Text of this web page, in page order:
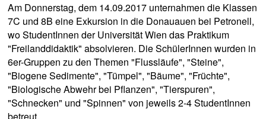
Am Donnerstag, dem 14.09.2017 unternahmen die Klassen
7C und 8B eine Exkursion in die Donauauen bei Petronell,
wo StudentInnen der Universität Wien das Praktikum
"Freilanddidaktik" absolvieren. Die SchülerInnen wurden in
6er-Gruppen zu den Themen "Flussläufe", "Steine",
"Biogene Sedimente", "Tümpel", "Bäume", "Früchte",
"Biologische Abwehr bei Pflanzen", "Tierspuren",
"Schnecken" und "Spinnen" von jeweils 2-4 StudentInnen